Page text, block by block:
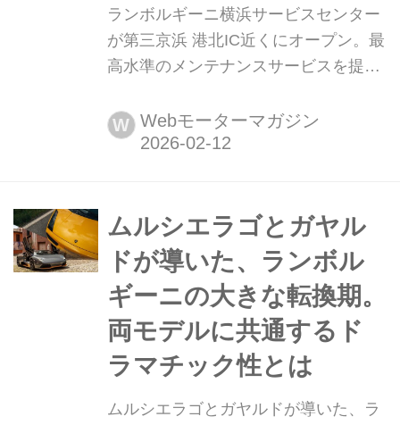
ランボルギーニ横浜サービスセンター
が第三京浜 港北IC近くにオープン。最
高水準のメンテナンスサービスを提供
るランボルギーニ専門のサービス拠点
「ランボルギーニ横浜サービスセンタ
同年2月16日に開始される。
W Webモーターマガジン
ムルシエラゴとガヤル
ドが導いた、ランボル
ギーニの大きな転換期。
両モデルに共通するド
ラマチック性とは
ムルシエラゴとガヤルドが導いた、ラ